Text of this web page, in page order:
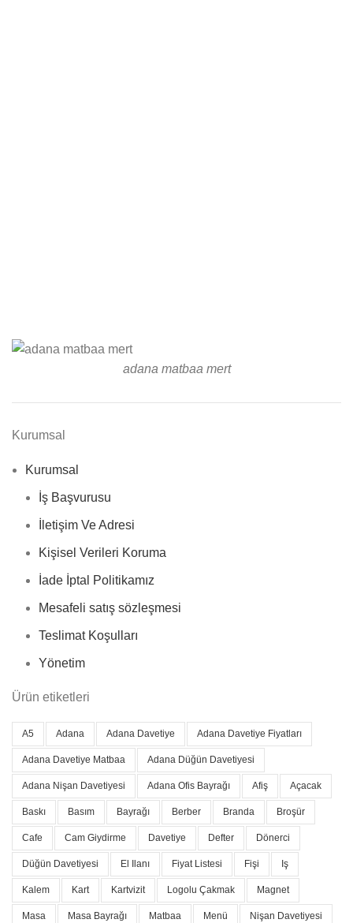
adana matbaa mert
Kurumsal
Kurumsal
İş Başvurusu
İletişim Ve Adresi
Kişisel Verileri Koruma
İade İptal Politikamız
Mesafeli satış sözleşmesi
Teslimat Koşulları
Yönetim
Ürün etiketleri
A5 Adana Adana Davetiye Adana Davetiye Fiyatları
Adana Davetiye Matbaa Adana Düğün Davetiyesi
Adana Nişan Davetiyesi Adana Ofis Bayrağı Afiş Açacak
Baskı Basım Bayrağı Berber Branda Broşür
Cafe Cam Giydirme Davetiye Defter Dönerci
Düğün Davetiyesi El Ilanı Fiyat Listesi Fişi Iş
Kalem Kart Kartvizit Logolu Çakmak Magnet
Masa Masa Bayrağı Matbaa Menü Nişan Davetiyesi